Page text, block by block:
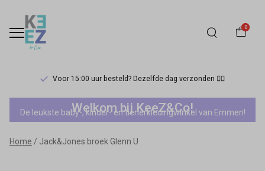
0
Voor 15:00 uur besteld? Dezelfde dag verzonden 🏃‍♀️
Jack&Jones
broek
Glenn
Welkom bij KeeZ&Co!
De leukste baby-, kinder- en tienerkledingwinkel van Emmen!
Home Jack&Jones broek Glenn U